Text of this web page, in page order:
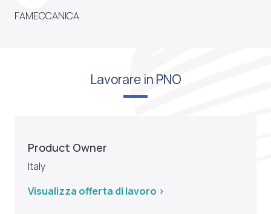
FAMECCANICA
Lavorare in PNO
Product Owner
Italy
Visualizza offerta di lavoro >